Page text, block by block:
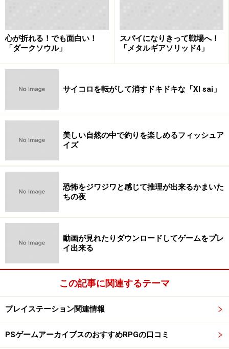
心が折れる！でも面白い！
「ダークソウル」
スパイになりきって戦場へ！
「メタルギアソリッド4」
サイコロを転がして消すドキドキな「XI sai」
美しい自然の中で釣りを楽しめるフィッシュア
イズ
恐怖をジワジワと感じて推理が出来るかまいた
ちの夜
動画が見れたりダウンロードしてゲームをプレ
イ出来る
この記事に関連するテーマ
プレイステーション関連情報
PSゲームアーカイブスのおすすめRPGの口コミ